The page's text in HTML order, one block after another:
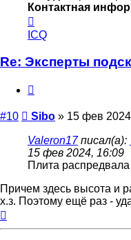
Контактная
информация
пользователя
ICQ
Re: Эксперты
#10 Сообщение
Sibo » 15 фев
Valeron17писал(а):
15 фев 2024, 16:09
Плита
Причем здесь высота и
х.з. Поэтому ещё раз -